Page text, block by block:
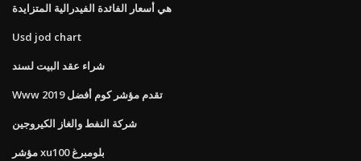
هي أسعار الفائدة الفيدرالية المتزايدة
Usd jod chart
شراء عقد البيت لسند
Www تقدم مؤشر كوم أفضل 2019
شركة النفط والغاز الكيروجين
مؤشر xu100 بلومبرغ